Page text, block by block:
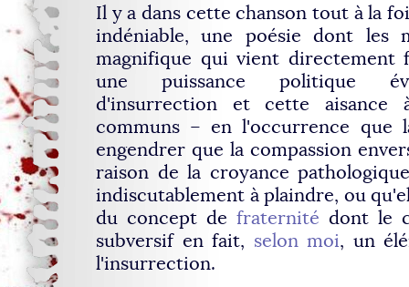
Il y a dans cette chanson tout à la
indéniable, une poésie dont les
magnifique qui vient directement
une puissance politique
d'insurrection et cette aisance
communs – en l'occurrence que
engendrer que la compassion
raison de la croyance
indiscutablement à plaindre, ou
du concept de fraternité dont le
subversif en fait, selon moi, un
l'insurrection.